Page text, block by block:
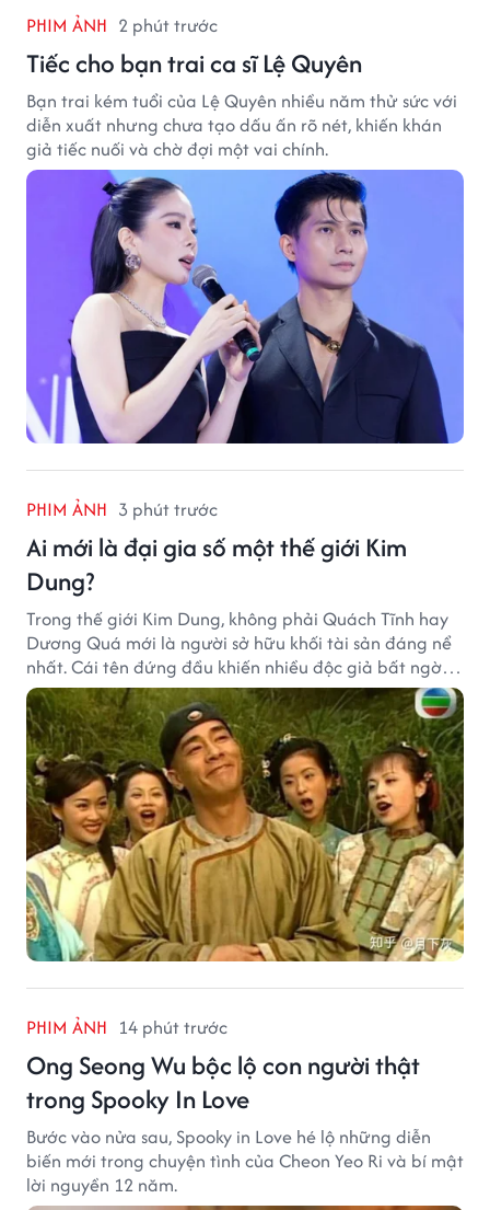
PHIM ẢNH 2 phút trước
Tiếc cho bạn trai ca sĩ Lệ Quyên
Bạn trai kém tuổi của Lệ Quyên nhiều năm thử sức với
diễn xuất nhưng chưa tạo dấu ấn rõ nét, khiến khán
giả tiếc nuối và chờ đợi một vai chính.
PHIM ẢNH 3 phút trước
Ai mới là đại gia số một thế giới Kim
Dung?
Trong thế giới Kim Dung, không phải Quách Tĩnh hay
Dương Quá mới là người sở hữu khối tài sản đáng nể
nhất. Cái tên đứng đầu khiến nhiều độc giả bất ngờ
bởi xuất thân của nhân vật này hoàn toàn không
giống một đại hiệp.
PHIM ẢNH 14 phút trước
Ong Seong Wu bộc lộ con người thật
trong Spooky In Love
Bước vào nửa sau, Spooky in Love hé lộ những diễn
biến mới trong chuyện tình của Cheon Yeo Ri và bí mật
lời nguyền 12 năm.